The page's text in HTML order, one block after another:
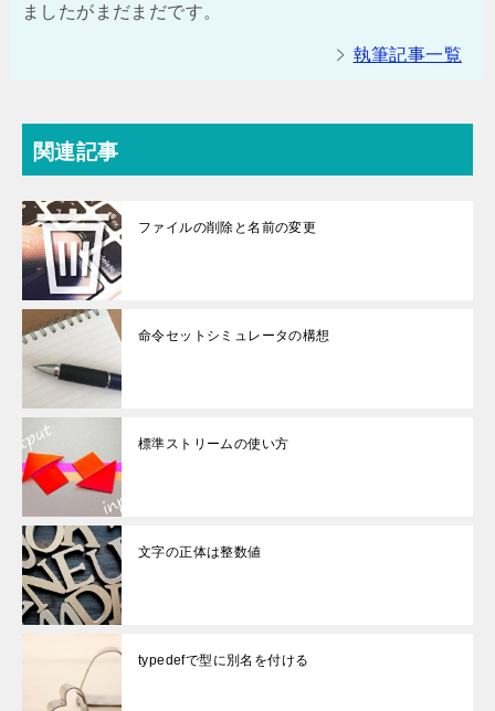
ましたがまだまだです。
執筆記事一覧
関連記事
ファイルの削除と名前の変更
命令セットシミュレータの構想
標準ストリームの使い方
文字の正体は整数値
typedefで型に別名を付ける